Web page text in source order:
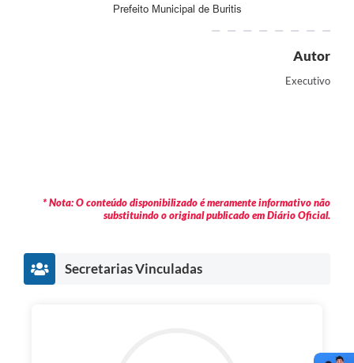
Prefeito Municipal de Buritis
Autor
Executivo
* Nota: O conteúdo disponibilizado é meramente informativo não
substituindo o original publicado em Diário Oficial.
Secretarias Vinculadas